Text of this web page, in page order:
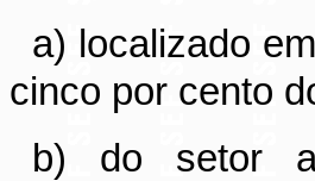
a) localizado
cinco por cento
b) do setor